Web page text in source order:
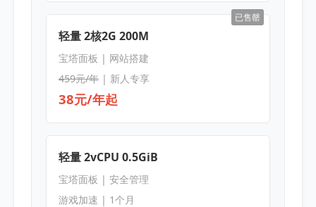
已售罄
轻量 2核2G 200M
宝塔面板 | 网站搭建
459元/年| 新人专享
38元/年起
轻量 2vCPU 0.5GiB
宝塔面板 | 安全管理
游戏加速 | 1个月